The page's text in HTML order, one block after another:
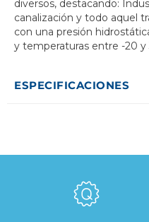
diversos, destacando:
canalización y todo aquel
con una presión
y temperaturas entre -20 y
ESPECIFICACIONES